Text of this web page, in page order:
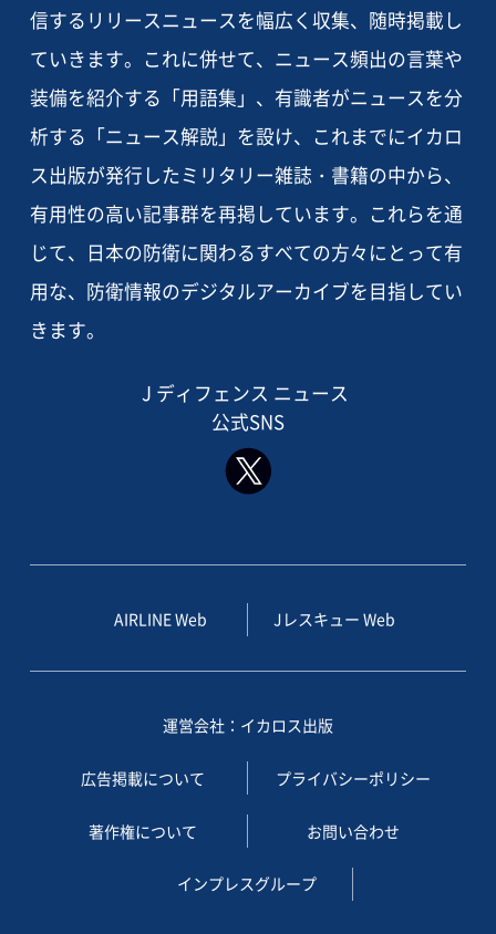
信するリリースニュースを幅広く収集、随時掲載し
ていきます。これに併せて、ニュース頻出の言葉や
装備を紹介する「用語集」、有識者がニュースを分
析する「ニュース解説」を設け、これまでにイカロ
ス出版が発行したミリタリー雑誌・書籍の中から、
有用性の高い記事群を再掲しています。これらを通
じて、日本の防衛に関わるすべての方々にとって有
用な、防衛情報のデジタルアーカイブを目指してい
きます。
J ディフェンス ニュース
公式SNS
AIRLINE Web Jレスキュー Web
運営会社：イカロス出版
広告掲載について プライバシーポリシー
著作権について お問い合わせ
インプレスグループ